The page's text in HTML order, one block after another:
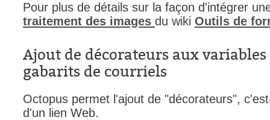
Pour plus de détails sur la façon d'intégrer
traitement des images du wiki Outils de
Ajout de décorateurs aux variables
gabarits de courriels
Octopus permet l'ajout de "décorateurs",
d'un lien Web.